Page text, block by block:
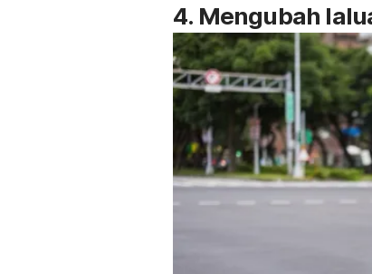
4. Mengubah